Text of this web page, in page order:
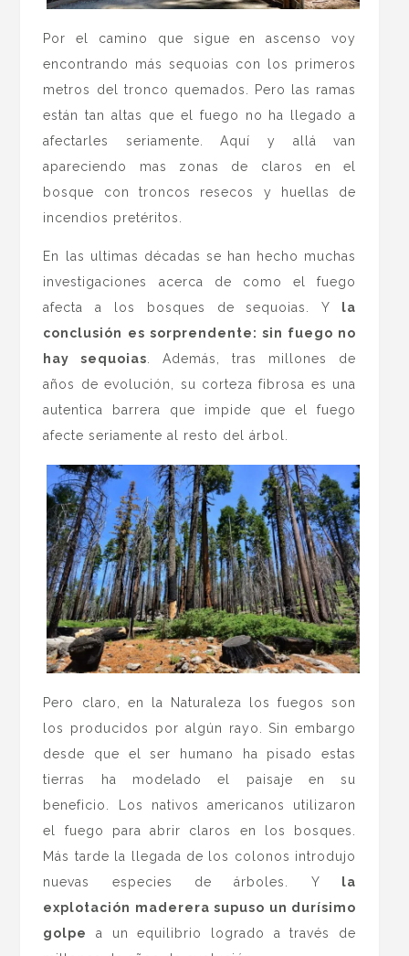
Por el camino que sigue en ascenso voy
encontrando más sequoias con los primeros
metros del tronco quemados. Pero las ramas
están tan altas que el fuego no ha llegado a
afectarles seriamente. Aquí y allá van
apareciendo mas zonas de claros en el
bosque con troncos resecos y huellas de
incendios pretéritos.
En las ultimas décadas se han hecho muchas
investigaciones acerca de como el fuego
afecta a los bosques de sequoias. Y
la
conclusión es sorprendente: sin fuego no
hay sequoias . Además, tras millones de
años de evolución, su corteza fibrosa es una
autentica barrera que impide que el fuego
afecte seriamente al resto del árbol.
Pero claro, en la Naturaleza los fuegos son
los producidos por algún rayo. Sin embargo
desde que el ser humano ha pisado estas
tierras ha modelado el paisaje en su
beneficio. Los nativos americanos utilizaron
el fuego para abrir claros en los bosques.
Más tarde la llegada de los colonos introdujo
nuevas especies de árboles. Y la
explotación maderera supuso un durísimo
golpe
a un equilibrio logrado a través de